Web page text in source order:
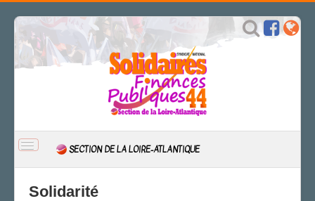
BASCULER
NAVIGATION
SECTION DE LA LOIRE-ATLANTIQUE
Solidarité